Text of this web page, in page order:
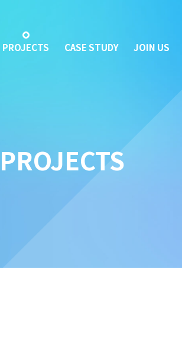
PROJECTS CASE STUDY JOIN US
PROJECTS